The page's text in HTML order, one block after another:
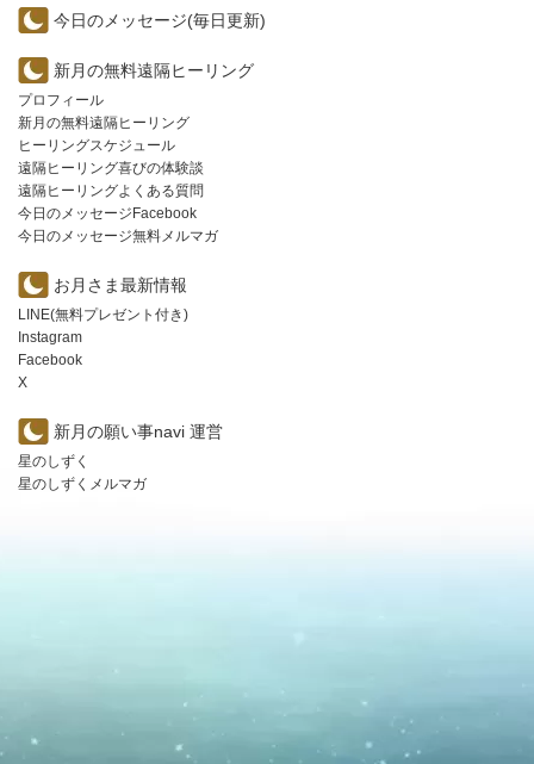
今日のメッセージ(毎日更新)
新月の無料遠隔ヒーリング
プロフィール
新月の無料遠隔ヒーリング
ヒーリングスケジュール
遠隔ヒーリング喜びの体験談
遠隔ヒーリングよくある質問
今日のメッセージFacebook
今日のメッセージ無料メルマガ
お月さま最新情報
LINE(無料プレゼント付き)
Instagram
Facebook
X
新月の願い事navi 運営
星のしずく
星のしずくメルマガ